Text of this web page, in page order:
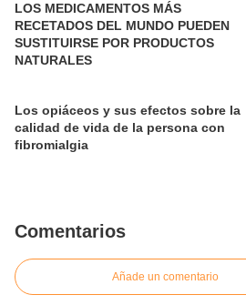
LOS MEDICAMENTOS MÁS
RECETADOS DEL MUNDO PUEDEN
SUSTITUIRSE POR PRODUCTOS
NATURALES
Los opiáceos y sus efectos sobre la
calidad de vida de la persona con
fibromialgia
Comentarios
Añade un comentario